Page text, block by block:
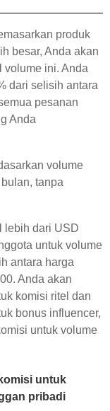
produk
besar, Anda akan
volume ini. Anda
dari selisih antara
pesanan
Anda
volume
tanpa
lebih dari USD
untuk volume
antara harga
Anda akan
komisi ritel dan
bonus influencer,
untuk volume
untuk
pribadi